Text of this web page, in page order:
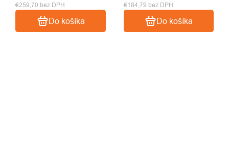
€259,70 bez DPH
Do košíka
€184,79 bez DPH
Do košíka